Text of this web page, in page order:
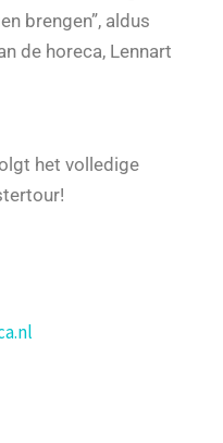
brengen”, aldus
de horeca, Lennart
het volledige